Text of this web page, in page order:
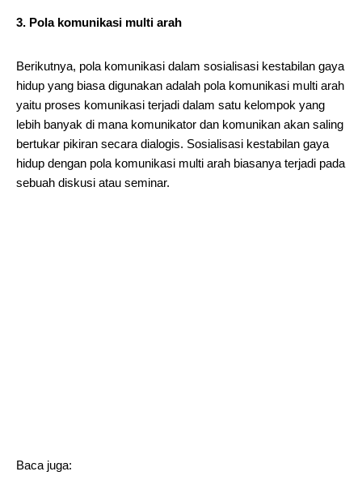
3. Pola komunikasi multi arah
Berikutnya, pola komunikasi dalam sosialisasi kestabilan gaya
hidup yang biasa digunakan adalah pola komunikasi multi arah
yaitu proses komunikasi terjadi dalam satu kelompok yang
lebih banyak di mana komunikator dan komunikan akan saling
bertukar pikiran secara dialogis. Sosialisasi kestabilan gaya
hidup dengan pola komunikasi multi arah biasanya terjadi pada
sebuah diskusi atau seminar.
Baca juga: